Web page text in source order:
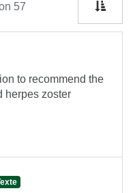
57
to recommend the
herpes zoster